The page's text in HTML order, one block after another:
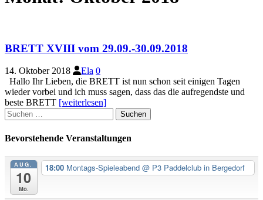
BRETT XVIII vom 29.09.-30.09.2018
14. Oktober 2018 Ela 0
Hallo Ihr Lieben, die BRETT ist nun schon seit einigen Tagen
wieder vorbei und ich muss sagen, dass das die aufregendste und
beste BRETT [weiterlesen]
Suchen
nach:
Bevorstehende Veranstaltungen
AUG.
10
Mo.
18:00 Montags-Spieleabend @ P3 Paddelclub in Bergedorf